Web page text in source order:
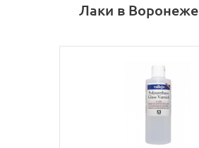
Лаки в Воронеже